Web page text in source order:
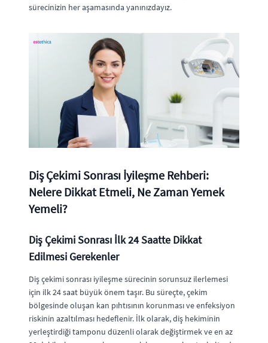
sürecinizin her aşamasında yanınızdayız.
Diş Çekimi Sonrası İyileşme Rehberi:
Nelere Dikkat Etmeli, Ne Zaman Yemek
Yemeli?
Diş Çekimi Sonrası İlk 24 Saatte Dikkat
Edilmesi Gerekenler
Diş çekimi sonrası iyileşme sürecinin sorunsuz ilerlemesi
için ilk 24 saat büyük önem taşır. Bu süreçte, çekim
bölgesinde oluşan kan pıhtısının korunması ve enfeksiyon
riskinin azaltılması hedeflenir. İlk olarak, diş hekiminin
yerleştirdiği tamponu düzenli olarak değiştirmek ve en az